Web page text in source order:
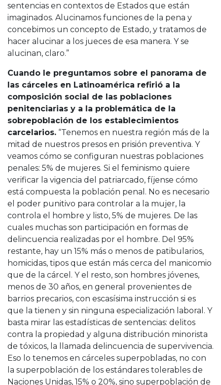
sentencias en contextos de Estados que están
imaginados. Alucinamos funciones de la pena y
concebimos un concepto de Estado, y tratamos de
hacer alucinar a los jueces de esa manera. Y se
alucinan, claro.”
Cuando le preguntamos sobre el panorama de
las cárceles en Latinoamérica refirió a la
composición social de las poblaciones
penitenciarias y a la problemática de la
sobrepoblación de los establecimientos
carcelarios. “Tenemos en nuestra región más de la
mitad de nuestros presos en prisión preventiva. Y
veamos cómo se configuran nuestras poblaciones
penales: 5% de mujeres. Si el feminismo quiere
verificar la vigencia del patriarcado, fíjense cómo
está compuesta la población penal. No es necesario
el poder punitivo para controlar a la mujer, la
controla el hombre y listo, 5% de mujeres. De las
cuales muchas son participación en formas de
delincuencia realizadas por el hombre. Del 95%
restante, hay un 15% más o menos de patibularios,
homicidas, tipos que están más cerca del manicomio
que de la cárcel. Y el resto, son hombres jóvenes,
menos de 30 años, en general provenientes de
barrios precarios, con escasísima instrucción si es
que la tienen y sin ninguna especialización laboral. Y
basta mirar las estadísticas de sentencias: delitos
contra la propiedad y alguna distribución minorista
de tóxicos, la llamada delincuencia de supervivencia.
Eso lo tenemos en cárceles superpobladas, no con
la superpoblación de los estándares tolerables de
Naciones Unidas, 15% o 20%, sino superpoblación de